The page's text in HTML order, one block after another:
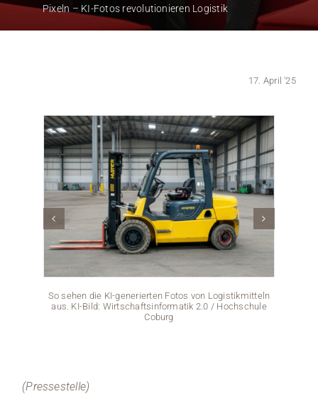
News
Veranstaltungen
Pixeln – KI-Fotos revolutionieren Logistik
17. April '25
So sehen die KI-generierten Fotos von Logistikmitteln
aus. KI-Bild: Wirtschaftsinformatik 2.0 / Hochschule
Coburg
(Pressestelle)